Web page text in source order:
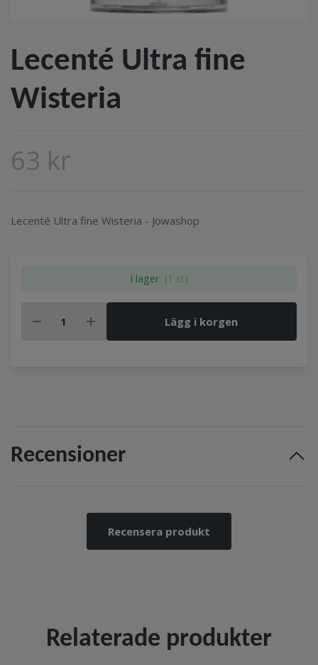
Lecenté Ultra fine
Wisteria
63 kr
Lecenté Ultra fine Wisteria - Jowashop
I lager (1 st)
Lägg i korgen
Recensioner
Recensera produkt
Relaterade produkter